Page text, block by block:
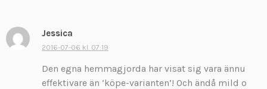
Jessica
k
i
v
2016-07-06 kl. 07:19
Den egna hemmagjorda har visat sig vara ännu
effektivare än ‘köpe-varianten’! Och ändå mild o